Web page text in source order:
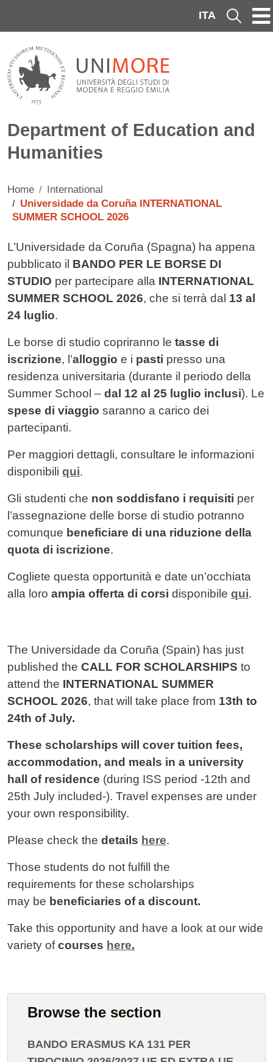
ITA Cerca
Department of Education and
Humanities
Home
International
Universidade da Coruña INTERNATIONAL
SUMMER SCHOOL 2026
Contenuto
L’Universidade da Coruña (Spagna) ha appena
pubblicato il BANDO PER LE BORSE DI
STUDIO per partecipare alla INTERNATIONAL
SUMMER SCHOOL 2026, che si terrà dal 13 al
24 luglio.
Le borse di studio copriranno le tasse di
iscrizione, l’alloggio e i pasti presso una
residenza universitaria (durante il periodo della
Summer School – dal 12 al 25 luglio inclusi). Le
spese di viaggio saranno a carico dei
partecipanti.
Per maggiori dettagli, consultare le informazioni
disponibili qui.
Gli studenti che non soddisfano i requisiti per
l’assegnazione delle borse di studio potranno
comunque beneficiare di una riduzione della
quota di iscrizione.
Cogliete questa opportunità e date un’occhiata
alla loro ampia offerta di corsi disponibile qui.
The Universidade da Coruña (Spain) has just
published the CALL FOR SCHOLARSHIPS to
attend the INTERNATIONAL SUMMER
SCHOOL 2026, that will take place from 13th to
24th of July.
These scholarships will cover tuition fees,
accommodation, and meals in a university
hall of residence (during ISS period -12th and
25th July included-). Travel expenses are under
your own responsibility.
Please check the details here.
Those students do not fulfill the
requirements for these scholarships
may be beneficiaries of a discount.
Take this opportunity and have a look at our wide
variety ofcourses here.
Browse the section
BANDO ERASMUS KA 131 PER